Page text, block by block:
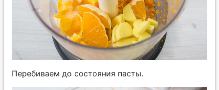
Перебиваем до состояния пасты.